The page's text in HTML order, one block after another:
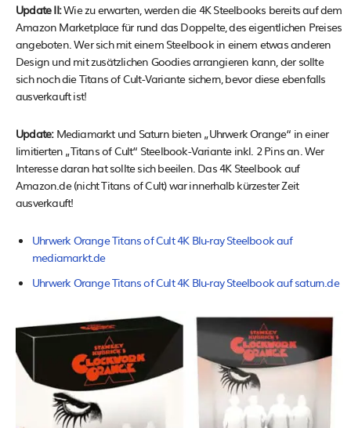
Update II:Wie zu erwarten, werden die 4K Steelbooks bereits auf dem
Amazon Marketplace für rund das Doppelte, des eigentlichen Preises
angeboten. Wer sich mit einem Steelbook in einem etwas anderen
Design und mit zusätzlichen Goodies arrangieren kann, der sollte
sich noch die Titans of Cult-Variante sichern, bevor diese ebenfalls
ausverkauft ist!
Update:Mediamarkt und Saturn bieten „Uhrwerk Orange“ in einer
limitierten „Titans of Cult“ Steelbook-Variante inkl. 2 Pins an. Wer
Interesse daran hat sollte sich beeilen. Das 4K Steelbook auf
Amazon.de (nicht Titans of Cult) war innerhalb kürzester Zeit
ausverkauft!
Uhrwerk Orange Titans of Cult 4K Blu-ray Steelbook auf
mediamarkt.de
Uhrwerk Orange Titans of Cult 4K Blu-ray Steelbook auf saturn.de